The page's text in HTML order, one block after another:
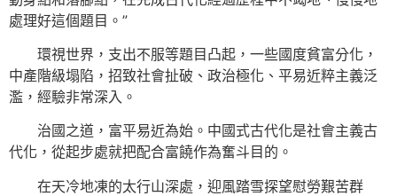
處理好這個題目。”
環視世界，支出不服等題目凸起，一些國度貧富分化，
中產階級塌陷，招致社會扯破、政治極化、平易近粹主義泛
濫，經驗非常深入。
治國之道，富平易近為始。中國式古代化是社會主義古
代化，從起步處就把配合富饒作為奮斗目的。
在天冷地凍的太行山深處，迎風踏雪探望慰勞艱苦群